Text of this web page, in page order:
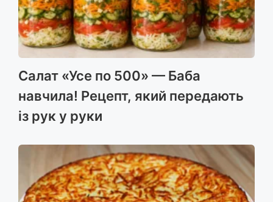
Салат «Усе по 500» — Баба
навчила! Рецепт, який передають
із рук у руки